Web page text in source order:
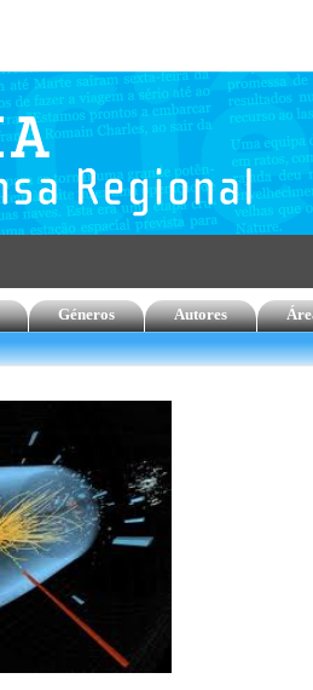
Géneros Autores